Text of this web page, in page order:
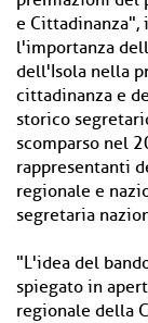
e
l'importanza
dell'Isola nella
cittadinanza e
storico
scomparso nel
rappresentanti
regionale e
segretaria
"L'idea del
spiegato in
regionale della